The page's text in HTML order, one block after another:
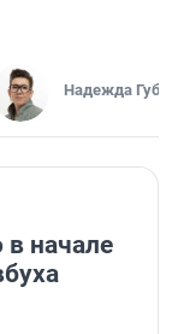
Надежда
начале